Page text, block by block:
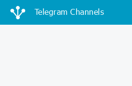
Telegram Channels